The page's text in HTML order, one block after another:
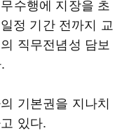
수행에 지장을 초
정 기간 전까지 교
직무전념성 담보
기본권을 지나치
있다.